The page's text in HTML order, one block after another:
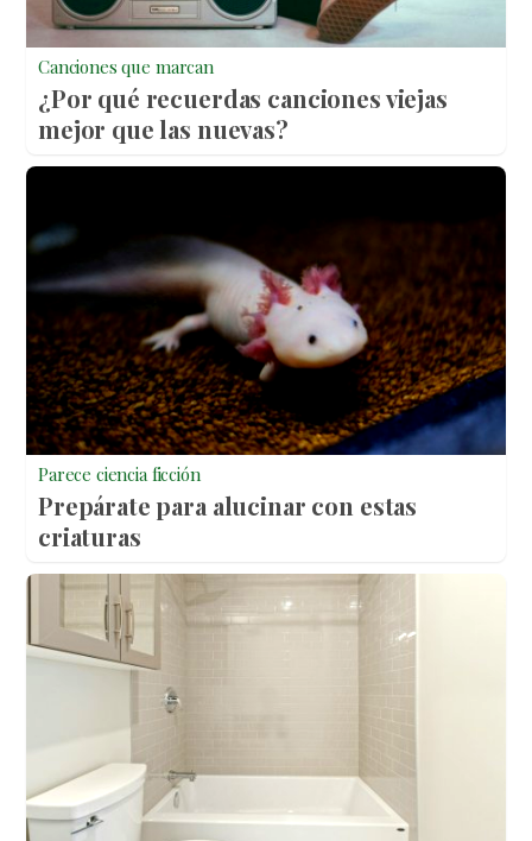
Canciones que marcan
¿Por qué recuerdas canciones viejas
mejor que las nuevas?
Parece ciencia ficción
Prepárate para alucinar con estas
criaturas